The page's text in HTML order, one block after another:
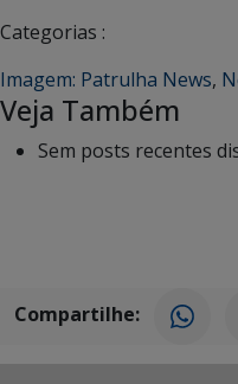
Categorias :
Imagem: Patrulha News,
Veja Também
Sem posts recentes
Compartilhe: